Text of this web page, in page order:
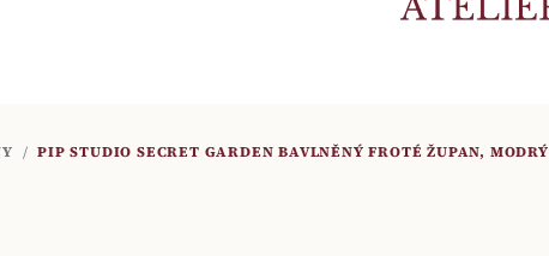
/ PIP STUDIO SECRET GARDEN BAVLNĚNÝ FROTÉ ŽUPAN, MODRÝ